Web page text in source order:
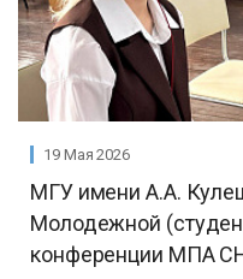
19 Мая 2026
МГУ имени А.А.
Молодежной
конференции МПА